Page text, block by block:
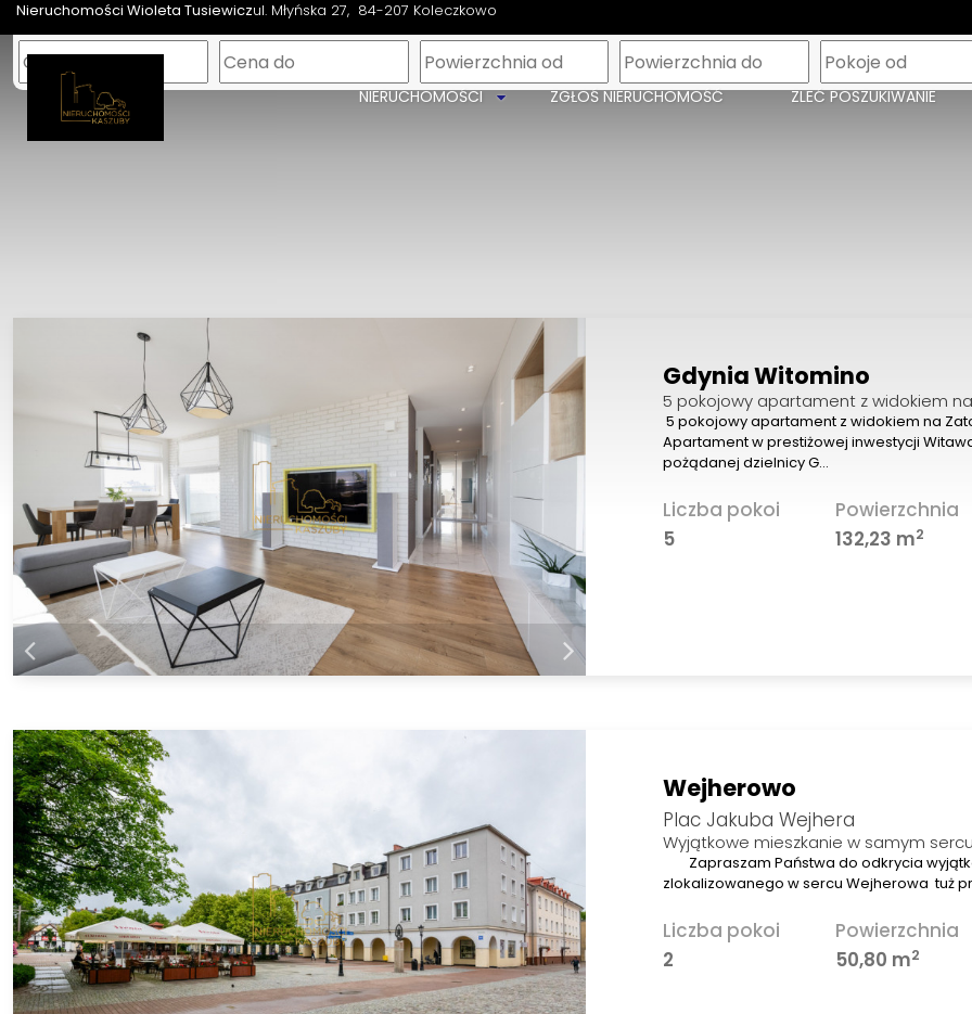
Nieruchomości Wioleta Tusiewiczul. Młyńska 27 84-207 Koleczkowo
NIERUCHOMOŚCI ZGŁOŚ NIERUCHOMOŚĆ ZLEĆ POSZUKIWANIE
Gdynia Witomino
5 pokojowy apartament z widokiem
5 pokojowy apartament z widokiem na
Apartament w prestiżowej inwestycji
pożądanej dzielnicy G…
Liczba pokoi
5
Powierzchnia
132,23 m2
Wejherowo
Plac Jakuba Wejhera
Wyjątkowe mieszkanie w samym
Zapraszam Państwa do odkrycia
zlokalizowanego w sercu Wejherowa tuż
Liczba pokoi
2
Powierzchnia
50,80 m2